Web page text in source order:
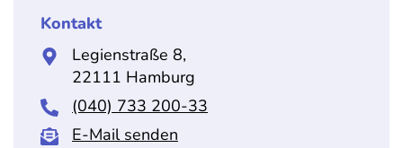
Kontakt
Legienstraße 8,
22111 Hamburg
(040) 733 200-33
E-Mail senden